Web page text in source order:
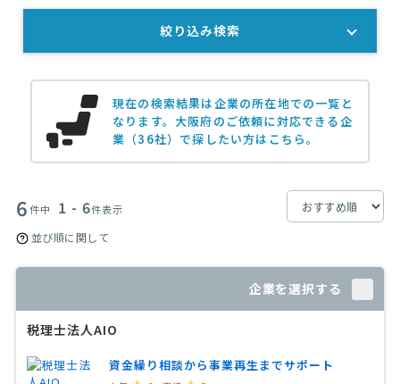
現在の検索結果は企業の所在地での一覧と
なります。 大阪府のご依頼に対応できる企
業（36社）で探したい方はこちら。
6件中 1 - 6件表示
並び順に関して
企業を選択する
税理士法人AIO
資金繰り相談から事業再生までサポート
絞り込み検索